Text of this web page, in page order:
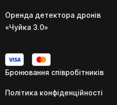
Оренда детектора дронів
«Чуйка 3.0»
Бронювання співробітників
Політика конфіденційності